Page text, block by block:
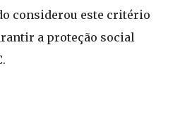
considerou este critério
a proteção social